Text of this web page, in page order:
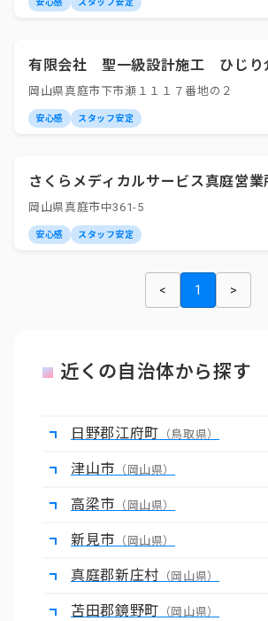
有限会社 聖一級設計施工 ひじり
岡山県真庭市下市瀬１１１７番地の２
安心感 スタッフ安定
さくらメディカルサービス真庭営業
岡山県真庭市中361-5
安心感 スタッフ安定
< 1 >
近くの自治体から探す
日野郡江府町 （鳥取県）
津山市 （岡山県）
高梁市 （岡山県）
新見市 （岡山県）
真庭郡新庄村 （岡山県）
苫田郡鏡野町 （岡山県）